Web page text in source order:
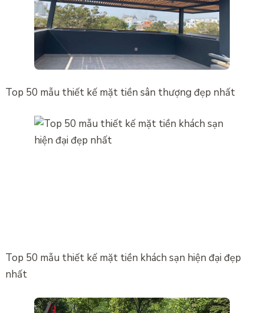
Top 50 mẫu thiết kế mặt tiền sân thượng đẹp nhất
Top 50 mẫu thiết kế mặt tiền khách sạn hiện đại đẹp
nhất